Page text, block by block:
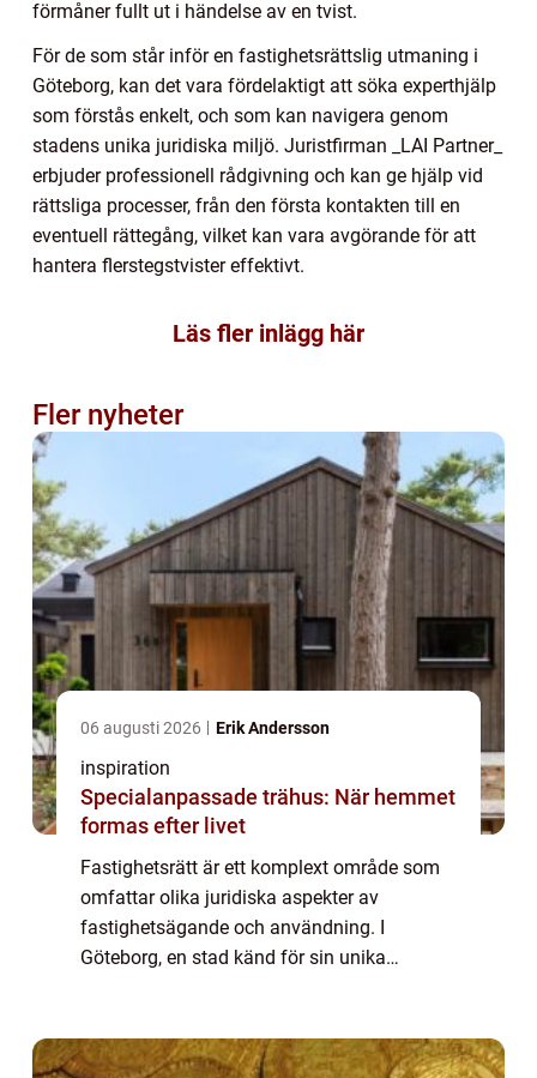
förmåner fullt ut i händelse av en tvist.
För de som står inför en fastighetsrättslig utmaning i
Göteborg, kan det vara fördelaktigt att söka experthjälp
som förstås enkelt, och som kan navigera genom
stadens unika juridiska miljö. Juristfirman _LAI Partner_
erbjuder professionell rådgivning och kan ge hjälp vid
rättsliga processer, från den första kontakten till en
eventuell rättegång, vilket kan vara avgörande för att
hantera flerstegstvister effektivt.
Läs fler inlägg här
Fler nyheter
06 augusti 2026 Erik Andersson
inspiration
Specialanpassade trähus: När hemmet
formas efter livet
Fastighetsrätt är ett komplext område som
omfattar olika juridiska aspekter av
fastighetsägande och användning. I
Göteborg, en stad känd för sin unika